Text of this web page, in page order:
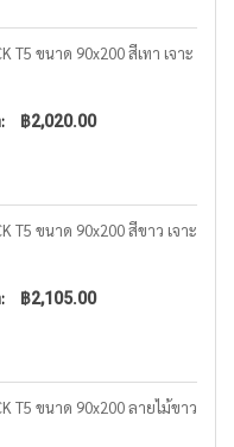
T5 ขนาด 90x200 สีเทา เจาะ
฿2,020.00
T5 ขนาด 90x200 สีขาว เจาะ
฿2,105.00
T5 ขนาด 90x200 ลายไม้ขาว